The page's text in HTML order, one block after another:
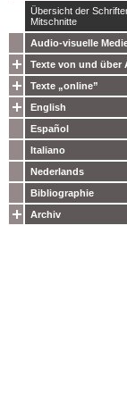
Übersicht der
Mitschnitte
Audio-visuelle
Texte von und über
Texte „online”
English
Español
Italiano
Nederlands
Bibliographie
Archiv